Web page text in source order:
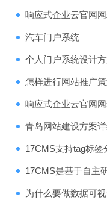
响应式企业云官网
汽车门户系统
个人门户系统设计
怎样进行网站推广策
响应式企业云官网
青岛网站建设方案
17CMS支持tag标签
17CMS是基于自主
为什么要做数据可